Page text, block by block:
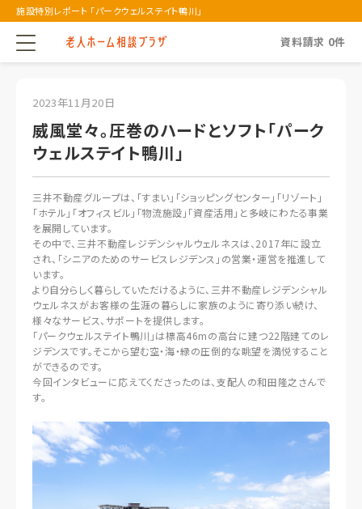
施設特別レポート 「パークウェルステイト鴨川」
資料請求 0件
2023年11月20日
威風堂々。圧巻のハードとソフト「パーク
ウェルステイト鴨川」
三井不動産グループは、「すまい」「ショッピングセンター」「リゾート」
「ホテル」「オフィスビル」「物流施設」「資産活用」と多岐にわたる事業
を展開しています。
その中で、三井不動産レジデンシャルウェルネスは、2017年に設立
され、「シニアのためのサービスレジデンス」の営業・運営を推進して
います。
より自分らしく暮らしていただけるように、三井不動産レジデンシャル
ウェルネスがお客様の生涯の暮らしに家族のように寄り添い続け、
様々なサービス、サポートを提供します。
「パークウェルステイト鴨川」は標高46mの高台に建つ22階建てのレ
ジデンスです。そこから望む空・海・緑の圧倒的な眺望を満悦すること
ができるのです。
今回インタビューに応えてくださったのは、支配人の和田隆之さんで
す。